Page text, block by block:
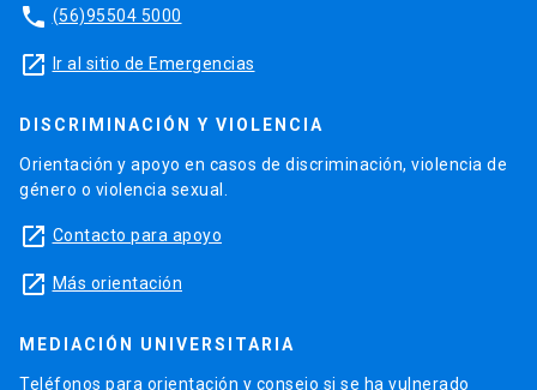
phone (56)95504 5000
launch Ir al sitio de Emergencias
DISCRIMINACIÓN Y VIOLENCIA
Orientación y apoyo en casos de discriminación, violencia de
género o violencia sexual.
launch Contacto para apoyo
launch Más orientación
MEDIACIÓN UNIVERSITARIA
Teléfonos para orientación y consejo si se ha vulnerado